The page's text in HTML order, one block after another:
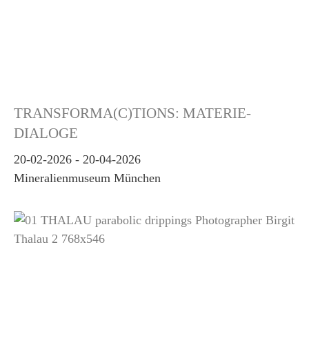
TRANSFORMA(C)TIONS: MATERIE-
DIALOGE
20-02-2026- 20-04-2026
Mineralienmuseum München